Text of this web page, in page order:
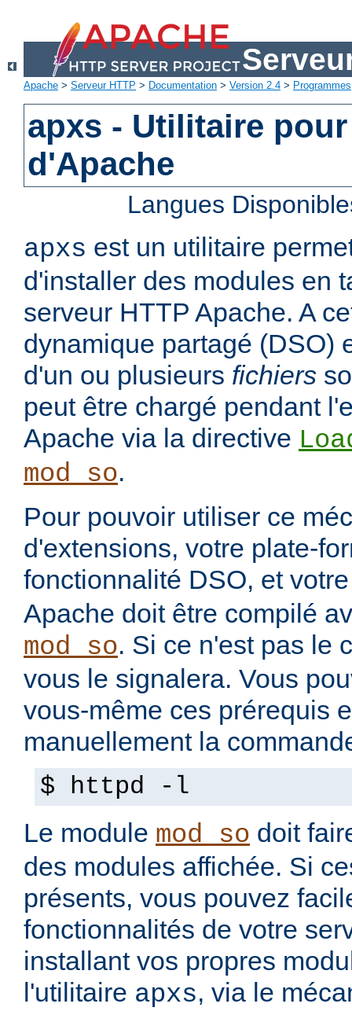
Apache > Serveur HTTP > Documentation > Version 2.4 > Programmes
apxs - Utilitaire
d'Apache
Langues
apxs est un utilitaire
d'installer des modules en
serveur HTTP Apache. A
dynamique partagé (DSO)
d'un ou plusieurs fichiers
peut être chargé pendant
Apache via la directive
mod_so.
Pour pouvoir utiliser ce
d'extensions, votre plate-
fonctionnalité DSO, et
Apache doit être compilé
mod_so. Si ce n'est pas le
vous le signalera. Vous
vous-même ces prérequis
manuellement la
$ httpd -l
Le module mod_so doit
des modules affichée. Si
présents, vous pouvez
fonctionnalités de votre
installant vos propres
l'utilitaire apxs, via le